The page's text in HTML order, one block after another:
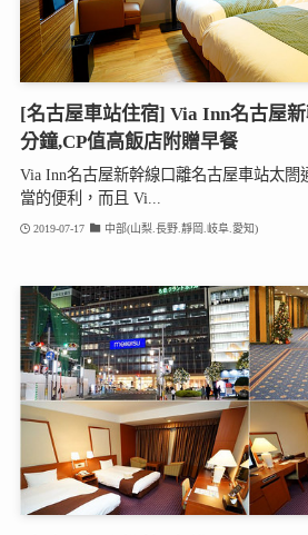
[名古屋車站住宿] Via Inn名古屋
分鐘,CP值高飯店附贈早餐
Via Inn名古屋新幹線口離名古屋車站太閤
當的便利，而且 Vi...
2019-07-17 中部(山梨.長野.靜岡.岐阜.愛知)